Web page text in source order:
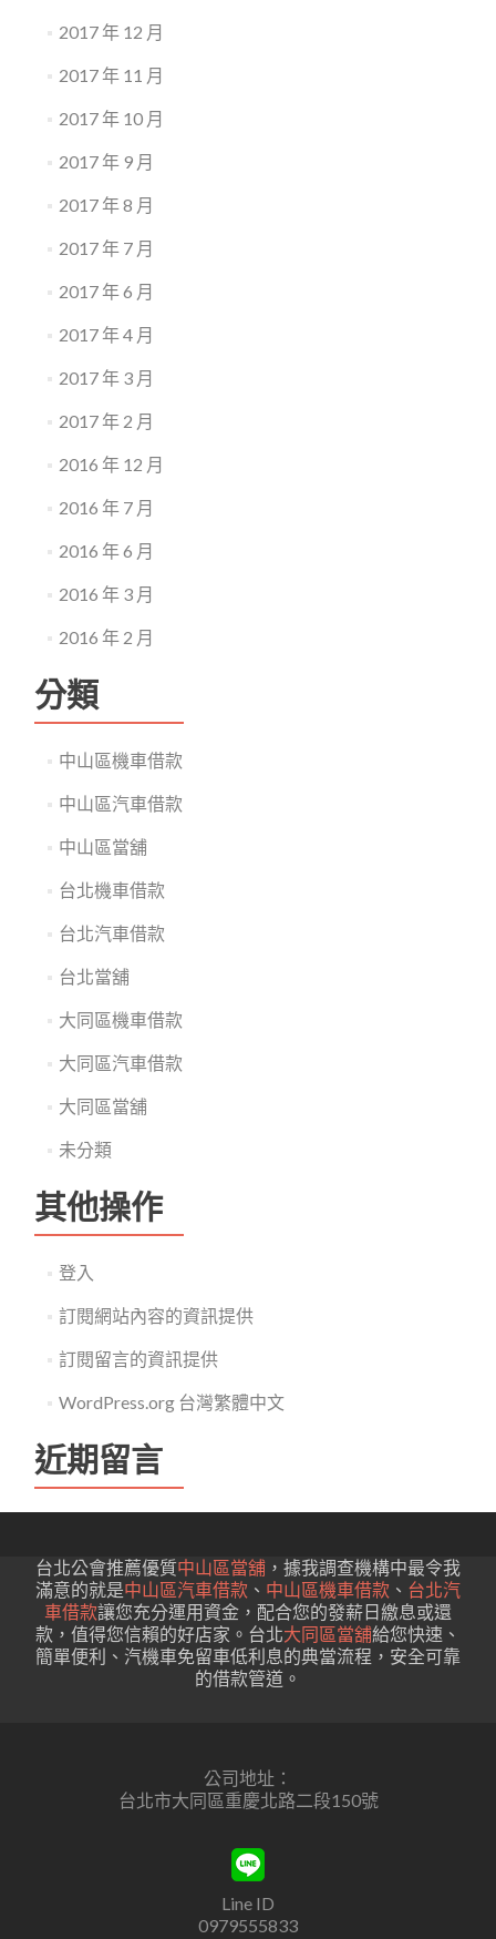
2017 年 12 月
2017 年 11 月
2017 年 10 月
2017 年 9 月
2017 年 8 月
2017 年 7 月
2017 年 6 月
2017 年 4 月
2017 年 3 月
2017 年 2 月
2016 年 12 月
2016 年 7 月
2016 年 6 月
2016 年 3 月
2016 年 2 月
分類
中山區機車借款
中山區汽車借款
中山區當舖
台北機車借款
台北汽車借款
台北當舖
大同區機車借款
大同區汽車借款
大同區當舖
未分類
其他操作
登入
訂閱網站內容的資訊提供
訂閱留言的資訊提供
WordPress.org 台灣繁體中文
近期留言
台北公會推薦優質中山區當舖 ，據我調查機構中最令我
滿意的就是中山區汽車借款 、 中山區機車借款 、 台北汽
車借款讓您充分運用資金，配合您的發薪日繳息或還
款，值得您信賴的好店家。台北大同區當舖給您快速、
簡單便利、汽機車免留車低利息的典當流程，安全可靠
的借款管道。
公司地址：
台北市大同區重慶北路二段150號
Line ID
0979555833